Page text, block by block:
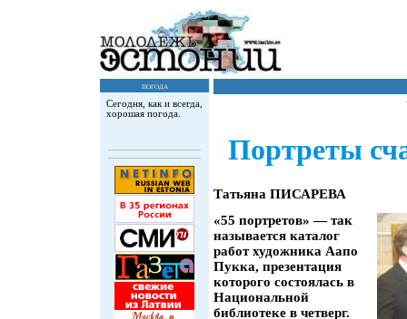
погода
Сегодня, как и всегда,
хорошая погода.
Портреты
Татьяна ПИСАРЕВА
«55 портретов» — так
называется каталог
работ художника Аапо
Пукка, презентация
которого состоялась в
Национальной
библиотеке в четверг.